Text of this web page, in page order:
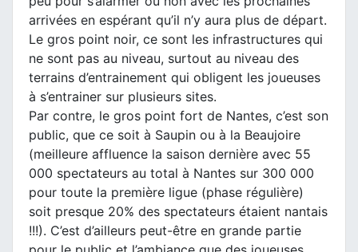
arrivées en espérant qu’il n’y aura plus de départ.
Le gros point noir, ce sont les infrastructures qui
ne sont pas au niveau, surtout au niveau des
terrains d’entrainement qui obligent les joueuses
à s’entrainer sur plusieurs sites.
Par contre, le gros point fort de Nantes, c’est son
public, que ce soit à Saupin ou à la Beaujoire
(meilleure affluence la saison dernière avec 55
000 spectateurs au total à Nantes sur 300 000
pour toute la première ligue (phase régulière)
soit presque 20% des spectateurs étaient nantais
!!!). C’est d’ailleurs peut-être en grande partie